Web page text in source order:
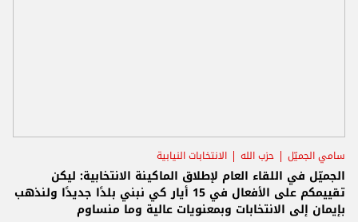
سامي الجميّل حزب الله الانتخابات النيابية
الجميّل في اللقاء العام لإطلاق الماكينة الانتخابية: ليكن
تقييمكم على الأفعال في 15 أيار كي نبني بلدًا جديدًا ولنذهب
بإيمان إلى الانتخابات وبمعنويات عالية وما منساوم